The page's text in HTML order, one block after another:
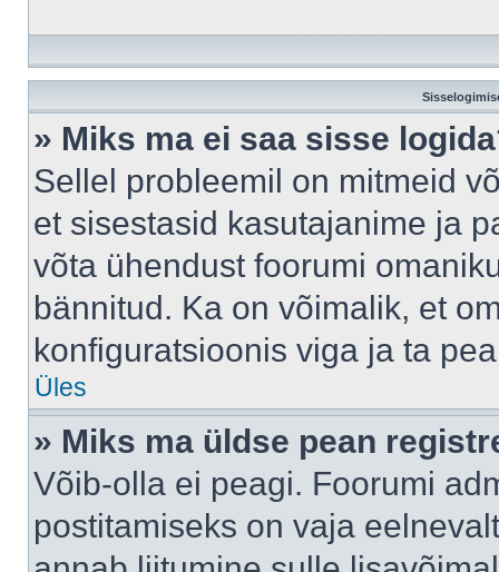
» Miks ma ei saa sisse
Sellel probleemil on mitmeid
et sisestasid kasutajanime ja
võta ühendust foorumi
bännitud. Ka on võimalik, et
konfiguratsioonis viga ja ta
Üles
» Miks ma üldse pean
Võib-olla ei peagi. Foorumi
postitamiseks on vaja